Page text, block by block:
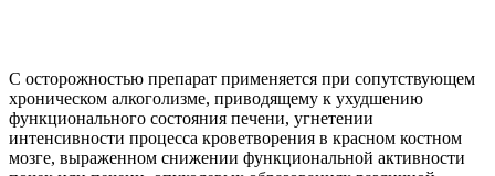
С осторожностью препарат применяется при сопутствующем
хроническом алкоголизме, приводящему к ухудшению
функционального состояния печени, угнетении
интенсивности процесса кроветворения в красном костном
мозге, выраженном снижении функциональной активности